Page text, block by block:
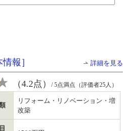
報］ 詳細を見る
（4.2点） / 5点満点（評価者25人）
リフォーム・リノベーション・増
改築